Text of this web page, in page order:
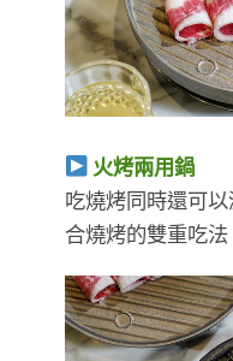
火烤兩用鍋
吃燒烤同時還可
合燒烤的雙重吃